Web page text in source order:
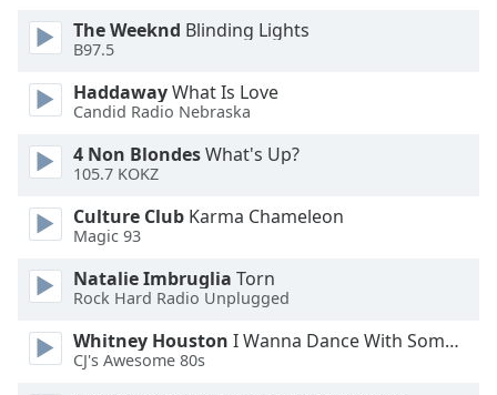
Text
Color
Opacity
Text
Background
Opacity
The Weeknd Blinding Lights
B97.5
HaddawayWhat Is Love
Candid Radio Nebraska
4 Non BlondesWhat's Up?
105.7 KOKZ
Culture Club Karma Chameleon
Magic 93
Natalie Imbruglia Torn
Rock Hard Radio Unplugged
Whitney Houston I Wanna Dance With Somebody
CJ's Awesome 80s